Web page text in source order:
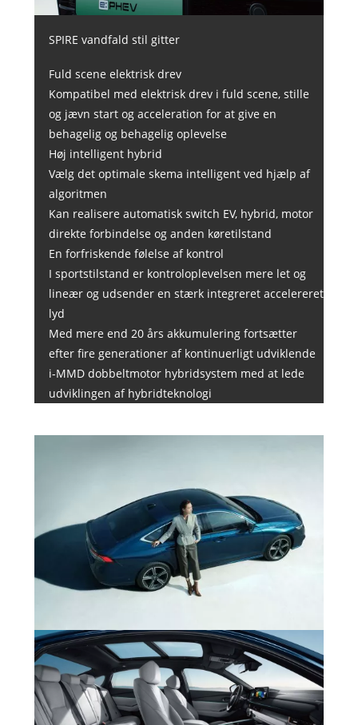
SPIRE vandfald stil gitter
Fuld scene elektrisk drev
Kompatibel med elektrisk drev i fuld scene, stille
og jævn start og acceleration for at give en
behagelig og behagelig oplevelse
Høj intelligent hybrid
Vælg det optimale skema intelligent ved hjælp af
algoritmen
Kan realisere automatisk switch EV, hybrid, motor
direkte forbindelse og anden køretilstand
En forfriskende følelse af kontrol
I sportstilstand er kontroloplevelsen mere let og
lineær og udsender en stærk integreret accelereret
lyd
Med mere end 20 års akkumulering fortsætter
efter fire generationer af kontinuerligt udviklende
i-MMD dobbeltmotor hybridsystem med at lede
udviklingen af ​​hybridteknologi